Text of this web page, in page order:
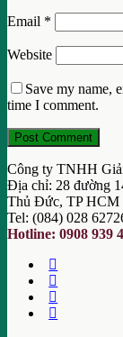
Email *
Website
Save my name,
time I comment.
Công ty TNHH
Địa chỉ: 28 đường
Thủ Đức, TP HCM
Tel: (084) 028
Hotline: 0908 939